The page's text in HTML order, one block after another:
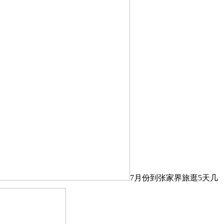
7月份到张家界旅逛5天几